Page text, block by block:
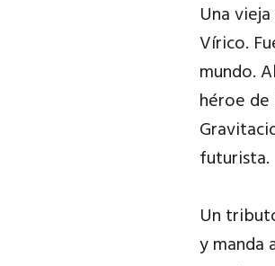
Una
Vírico.
mundo.
héroe
futurista.
Un
y manda